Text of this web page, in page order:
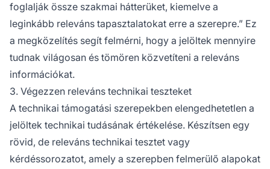
foglalják össze szakmai hátterüket, kiemelve a
leginkább releváns tapasztalatokat erre a szerepre.” Ez
a megközelítés segít felmérni, hogy a jelöltek mennyire
tudnak világosan és tömören közvetíteni a releváns
információkat.
3. Végezzen releváns technikai teszteket
A technikai támogatási szerepekben elengedhetetlen a
jelöltek technikai tudásának értékelése. Készítsen egy
rövid, de releváns technikai tesztet vagy
kérdéssorozatot, amely a szerepben felmerülő alapokat